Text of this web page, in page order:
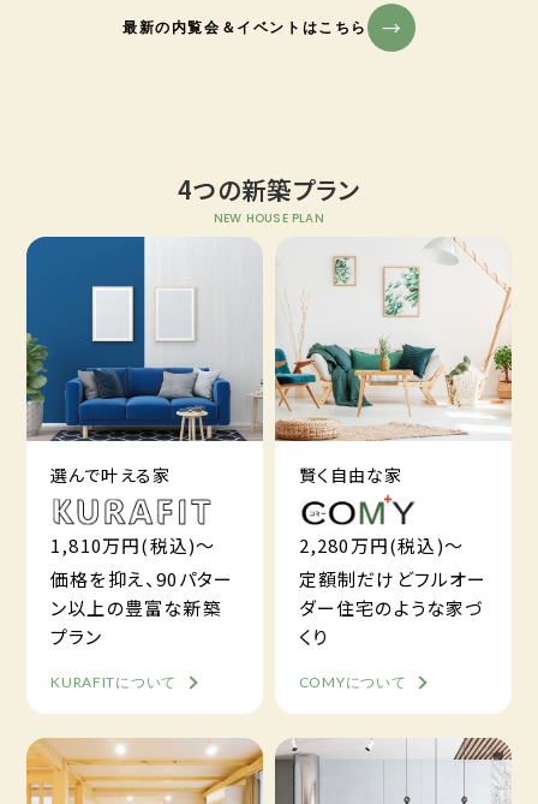
最新の内覧会＆イベントはこちら
4つの新築プラン
NEW HOUSE PLAN
選んで叶える家
1,810万円(税込)～
価格を抑え、90パター
ン以上の豊富な新築
プラン
KURAFITについて
賢く自由な家
2,280万円(税込)～
定額制だけどフルオー
ダー住宅のような家づ
くり
COMYについて